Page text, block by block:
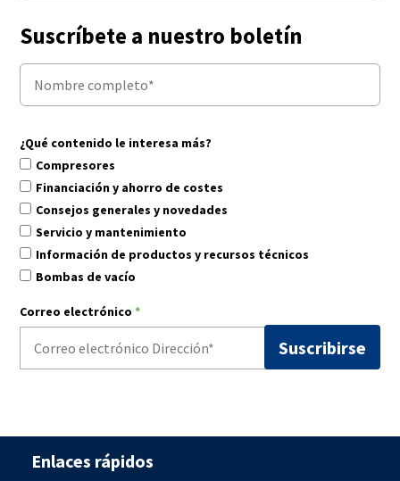
Suscríbete a nuestro boletín
¿Qué contenido le interesa más?
Compresores
Financiación y ahorro de costes
Consejos generales y novedades
Servicio y mantenimiento
Información de productos y recursos técnicos
Bombas de vacío
Correo electrónico *
Enlaces rápidos